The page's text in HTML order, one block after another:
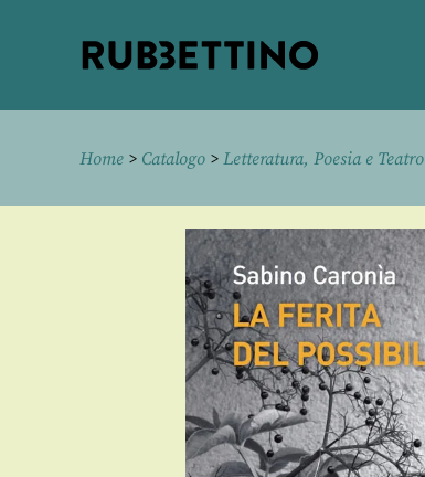
Home > Catalogo > Letteratura, Poesia e Teatro